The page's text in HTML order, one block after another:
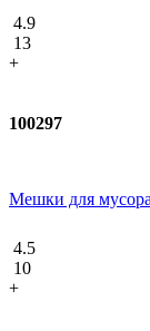
4.9
13
+
100297
Мешки для
4.5
10
+